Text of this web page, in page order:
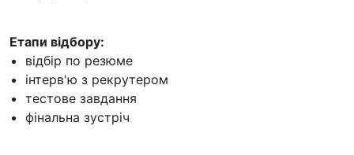
Етапи відбору:
відбір по резюме
інтерв'ю з рекрутером
тестове завдання
фінальна зустріч